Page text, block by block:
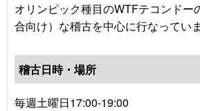
オリンピック種目のWTFテコンドー
合向け）な稽古を中心に行なっていま
稽古日時・場所
毎週土曜日17:00-19:00